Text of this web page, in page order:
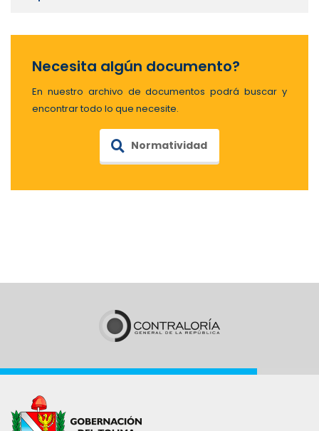
Necesita algún documento?
En nuestro archivo de documentos podrá buscar y
encontrar todo lo que necesite.
Normatividad